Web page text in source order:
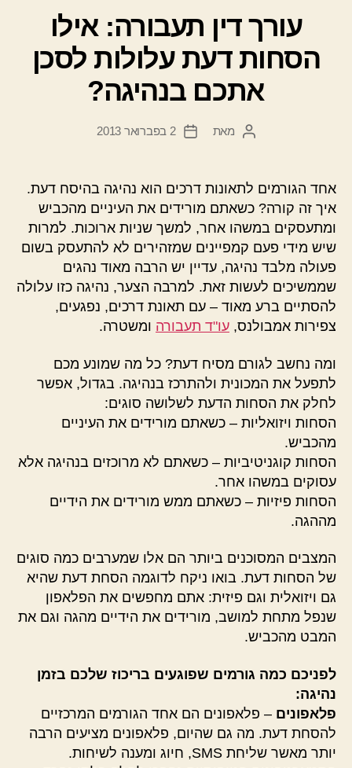
עורך דין תעבורה: אילו
הסחות דעת עלולות לסכן
אתכם בנהיגה?
המחבר
מאת
תאריך
2 בפברואר 2013
אחד הגורמים לתאונות דרכים הוא נהיגה בהיסח דעת.
איך זה קורה? כשאתם מורידים את העיניים מהכביש
ומתעסקים במשהו אחר, למשך שניות ארוכות. למרות
שיש מידי פעם קמפיינים שמזהירים לא להתעסק בשום
פעולה מלבד נהיגה, עדיין יש הרבה מאוד נהגים
שממשיכים לעשות זאת. למרבה הצער, נהיגה כזו עלולה
להסתיים ברע מאוד – עם תאונת דרכים, נפגעים,
צפירות אמבולנס, עו"ד תעבורה ומשטרה.
ומה נחשב לגורם מסיח דעת? כל מה שמונע מכם
לתפעל את המכונית ולהתרכז בנהיגה. בגדול, אפשר
לחלק את הסחות הדעת לשלושה סוגים:
הסחות ויזואליות – כשאתם מורידים את העיניים
מהכביש.
הסחות קוגניטיביות – כשאתם לא מרוכזים בנהיגה אלא
עסוקים במשהו אחר.
הסחות פיזיות – כשאתם ממש מורידים את הידיים
מההגה.
המצבים המסוכנים ביותר הם אלו שמערבים כמה סוגים
של הסחות דעת. בואו ניקח לדוגמה הסחת דעת שהיא
גם ויזואלית וגם פיזית: אתם מחפשים את הפלאפון
שנפל מתחת למושב, מורידים את הידיים מהגה וגם את
המבט מהכביש.
לפניכם כמה גורמים שפוגעים בריכוז שלכם בזמן
נהיגה:
פלאפונים – פלאפונים הם אחד הגורמים המרכזיים
להסחת דעת. מה גם שהיום, פלאפונים מציעים הרבה
יותר מאשר שליחת SMS, חיוג ומענה לשיחות.